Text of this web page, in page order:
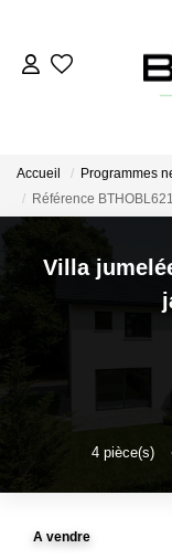
Accueil Programmes
Référence
Villa
4pièce(s)
A vendre